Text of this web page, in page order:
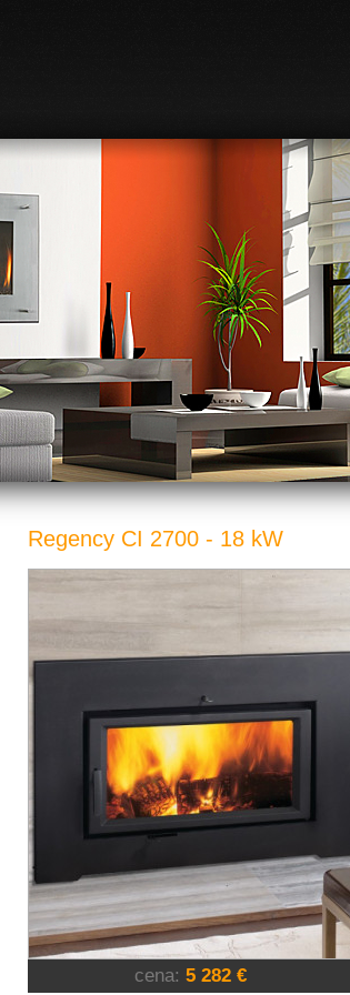
Regency CI 2700 - 18 kW
cena: 5 282 €